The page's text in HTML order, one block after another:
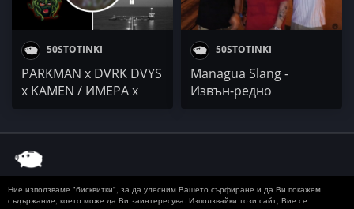
50STOTINKI
PARKMAN x DVRK DVYS
x KAMEN / ИМЕРА x
50STOTINKI
Managua Slang -
Извън-редно
© 2020 50 STOTINKI КОНТАКТ
ЗА РЕКЛАМА
Ние използваме "бисквитки", за да улесним Вашето сърфиране и да Ви покажем
съдържание, което може да Ви заинтересува. Използвайки този сайт, Вие се